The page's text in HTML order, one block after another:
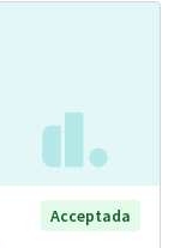
Acceptada